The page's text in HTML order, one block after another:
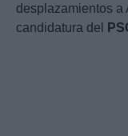
desplazamientos a
candidatura del